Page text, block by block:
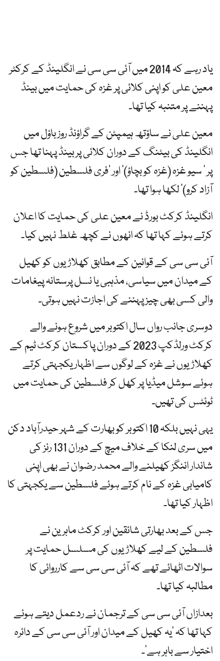
یاد رہے کہ 2014 میں آئی سی سی نے انگلینڈ کے کرکٹر
معین علی کو اپنی کلائی پر غزہ کی حمایت میں بینڈ
پہننے پر متنبہ کیا تھا۔
معین علی نے ساؤتھ ہیمپٹن کے گراؤنڈ روز باؤل میں
انگلینڈ کی بیٹنگ کے دوران کلائی پر بینڈ پہنا تھا جس
پر ’ سیو غزہ (غزہ کو بچاؤ)’ اور ’فری فلسطین (فلسطین کو
آزاد کرو)‘ لکھا ہوا تھا۔
انگلینڈ کرکٹ بورڈ نے معین علی کی حمایت کا اعلان
کرتے ہوئے کہا تھا کہ انھوں نے کچھ غلط نہیں کیا۔
آئی سی سی کے قوانین کے مطابق کھلاڑیوں کو کھیل
کے میدان میں سیاسی، مذہبی یا نسل پرستانہ پیغامات
والی کسی بھی چیز پہننے کی اجازت نہیں ہوتی۔
دوسری جانب رواں سال اکتوبر میں شروع ہونے والے
کرکٹ ورلڈکپ 2023 کے دوران پاکستان کرکٹ ٹیم کے
کھلاڑیوں نے غزہ کے لوگوں سے اظہار یکجہتی کرتے
ہوئے سوشل میڈیا پر کھل کر فلسطین کی حمایت میں
ٹوئٹس کی تھیں۔
یہی نہیں بلکہ 10 اکتوبر کو بھارت کے شہر حیدرآباد دکن
میں سری لنکا کے خلاف میچ کے دوران 131 رنز کی
شاندار اننگز کھیلنے والے محمد رضوان نے بھی اپنی
کامیابی غزہ کے نام کرتے ہوئے فلسطین سے یکجہتی کا
اظہار کیا تھا۔
جس کے بعد بھارتی شائقین اور کرکٹ ماہرین نے
فلسطین کے لیے کھلاڑیوں کی مسلسل حمایت پر
سوالات اٹھائے تھے کہ آئی سی سی سے کارروائی کا
مطالبہ کیا تھا۔
بعدازاں آئی سی سی کے ترجمان نے ردعمل دیتے ہوئے
کہا تھا کہ ’یہ کھیل کے میدان اور آئی سی سی کے دائرہ
اختیار سے باہر ہے‘۔